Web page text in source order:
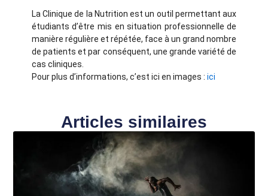
La Clinique de la Nutrition est un outil permettant aux
étudiants d’être mis en situation professionnelle de
manière régulière et répétée, face à un grand nombre
de patients et par conséquent, une grande variété de
cas cliniques.
Pour plus d’informations, c’est ici en images : ici
Articles similaires